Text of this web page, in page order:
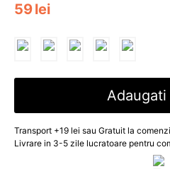
59lei
Transport +19 lei sau Gratuit la
Livrare in 3-5 zile lucratoare pentru